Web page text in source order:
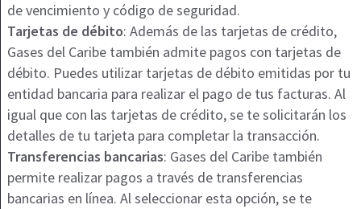
de vencimiento y código de seguridad.
Tarjetas de débito: Además de las tarjetas de crédito,
Gases del Caribe también admite pagos con tarjetas de
débito. Puedes utilizar tarjetas de débito emitidas por tu
entidad bancaria para realizar el pago de tus facturas. Al
igual que con las tarjetas de crédito, se te solicitarán los
detalles de tu tarjeta para completar la transacción.
Transferencias bancarias: Gases del Caribe también
permite realizar pagos a través de transferencias
bancarias en línea. Al seleccionar esta opción, se te